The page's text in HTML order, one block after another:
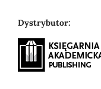
Dystrybutor: